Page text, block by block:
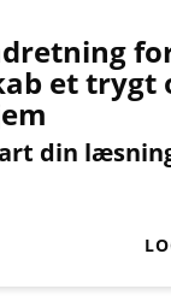
et trygt
din